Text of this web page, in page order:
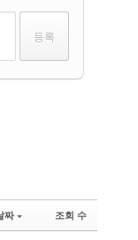
짜 조회 수